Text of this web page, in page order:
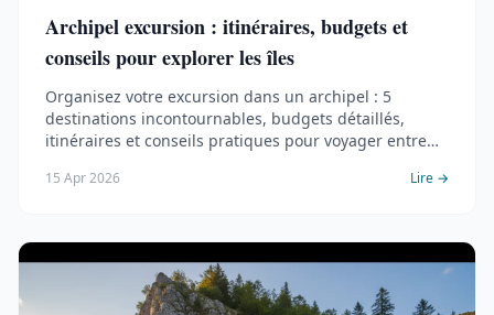
Archipel excursion : itinéraires, budgets et
conseils pour explorer les îles
Organisez votre excursion dans un archipel : 5
destinations incontournables, budgets détaillés,
itinéraires et conseils pratiques pour voyager entre
15 Apr 2026 Lire →